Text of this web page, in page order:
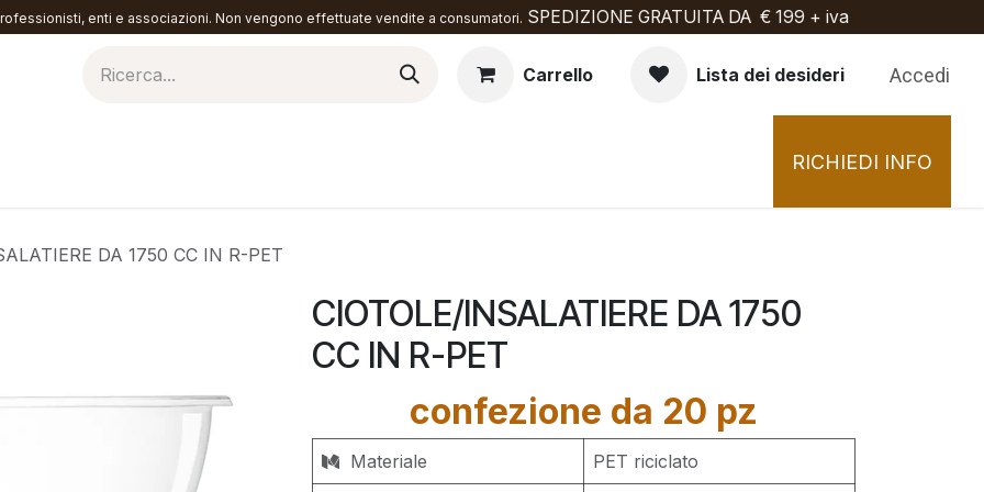
enti e associazioni. Non vengono effettuate vendite a consumatori. SPEDIZIONE GRATUITA DA € 199 + iva
Carrello Lista dei desideri Accedi
RICHIEDI INFO
DA 1750 CC IN R-PET
CIOTOLE/INSALATIERE DA 1750
CC IN R-PET
confezione da 20 pz
Materiale PET riciclato